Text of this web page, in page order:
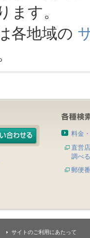
ます。
各地域の
料金
直営
調べる
郵便
サイトのご利用にあたって